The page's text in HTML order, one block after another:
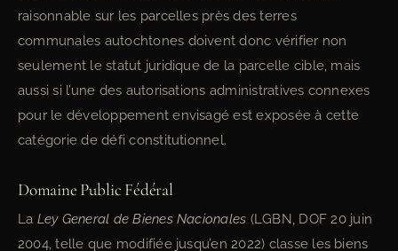
raisonnable sur les parcelles près des terres
communales autochtones doivent donc vérifier non
seulement le statut juridique de la parcelle cible, mais
aussi si l’une des autorisations administratives connexes
pour le développement envisagé est exposée à cette
catégorie de défi constitutionnel.
Domaine Public Fédéral
La Ley General de Bienes Nacionales (LGBN, DOF 20 juin
2004, telle que modifiée jusqu’en 2022) classe les biens